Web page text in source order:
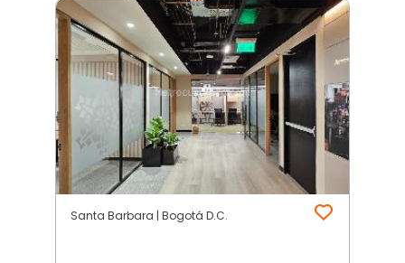
Santa Barbara | Bogotá D.C.